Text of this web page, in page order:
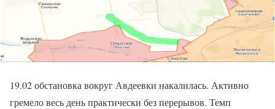
19.02 обстановка вокруг Авдеевки накалилась. Активно
гремело весь день практически без перерывов. Темп